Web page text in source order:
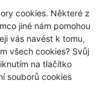
cookies. Některé z
jiné nám pomohou
vás navést k tomu,
všech cookies? Svůj
na tlačítko
souborů cookies
RECIPE FOR
25 ml